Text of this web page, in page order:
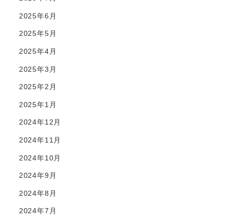
2025年6月
2025年5月
2025年4月
2025年3月
2025年2月
2025年1月
2024年12月
2024年11月
2024年10月
2024年9月
2024年8月
2024年7月